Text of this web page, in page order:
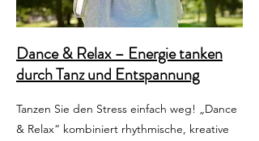
Dance & Relax – Energie tanken
durch Tanz und Entspannung
Tanzen Sie den Stress einfach weg! „Dance
& Relax“ kombiniert rhythmische, kreative